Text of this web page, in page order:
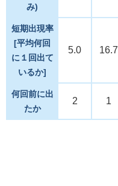
み)
短期出現率
[平均何回
に１回出て
いるか]
5.0 16.7
何回前に出
たか
2 1